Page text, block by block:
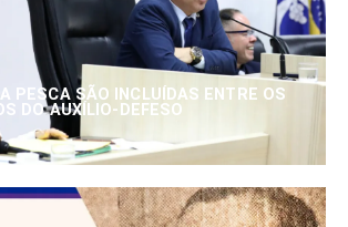
PESCA SÃO INCLUÍDAS ENTRE OS
DO AUXÍLIO-DEFESO